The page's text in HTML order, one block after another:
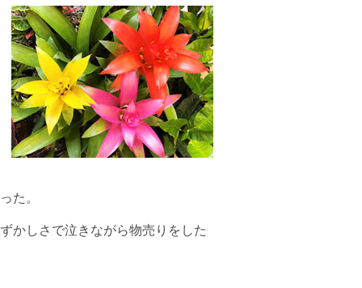
た。
かしさで泣きながら物売りをした